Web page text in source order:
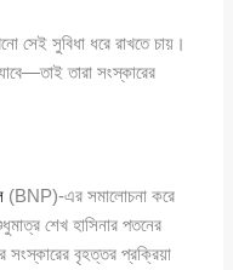
সেই সুবিধা ধরে রাখতে চায়।
তারা সংস্কারের
(BNP)-এর সমালোচনা করে
শেখ হাসিনার পতনের
সংস্কারের বৃহত্তর প্রক্রিয়া